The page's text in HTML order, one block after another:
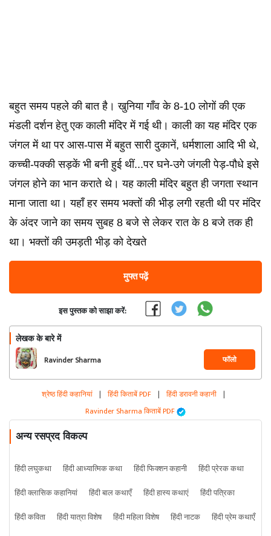
बहुत समय पहले की बात है। खुनिया गाँव के 8-10 लोगों की एक
मंडली दर्शन हेतु एक काली मंदिर में गई थी। काली का यह मंदिर एक
जंगल में था पर आस-पास में बहुत सारी दुकानें, धर्मशाला आदि भी थे,
कच्ची-पक्की सड़कें भी बनी हुई थीं...पर घने-उगे जंगली पेड़-पौधे इसे
जंगल होने का भान कराते थे। यह काली मंदिर बहुत ही जगता स्थान
माना जाता था। यहाँ हर समय भक्तों की भीड़ लगी रहती थी पर मंदिर
के अंदर जाने का समय सुबह 8 बजे से लेकर रात के 8 बजे तक ही
था। भक्तों की उमड़ती भीड़ को देखते
मुफ्त पढ़ें
इस पुस्तक को साझा करें:
लेखक के बारे में
Ravinder Sharma फॉलो
श्रेष्ठ हिंदी कहानियां | हिंदी किताबें PDF | हिंदी डरावनी कहानी |
Ravinder Sharma किताबें PDF
अन्य रसप्रद विकल्प
हिंदी लघुकथा हिंदी आध्यात्मिक कथा हिंदी फिक्शन कहानी
हिंदी प्रेरक कथा
हिंदी क्लासिक कहानियां
हिंदी बाल कथाएँ हिंदी हास्य कथाएं
हिंदी पत्रिका
हिंदी कविता
हिंदी यात्रा विशेष हिंदी महिला विशेष हिंदी नाटक
हिंदी प्रेम कथाएँ